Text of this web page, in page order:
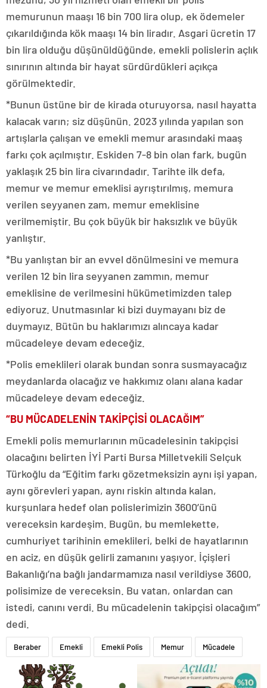
memurunun maaşı 16 bin 700 lira olup, ek ödemeler
çıkarıldığında kök maaşı 14 bin liradır. Asgari ücretin 17
bin lira olduğu düşünüldüğünde, emekli polislerin açlık
sınırının altında bir hayat sürdürdükleri açıkça
görülmektedir.
*Bunun üstüne bir de kirada oturuyorsa, nasıl hayatta
kalacak varın; siz düşünün. 2023 yılında yapılan son
artışlarla çalışan ve emekli memur arasındaki maaş
farkı çok açılmıştır. Eskiden 7-8 bin olan fark, bugün
yaklaşık 25 bin lira civarındadır. Tarihte ilk defa,
memur ve memur emeklisi ayrıştırılmış, memura
verilen seyyanen zam, memur emeklisine
verilmemiştir. Bu çok büyük bir haksızlık ve büyük
yanlıştır.
*Bu yanlıştan bir an evvel dönülmesini ve memura
verilen 12 bin lira seyyanen zammın, memur
emeklisine de verilmesini hükümetimizden talep
ediyoruz. Unutmasınlar ki bizi duymayanı biz de
duymayız. Bütün bu haklarımızı alıncaya kadar
mücadeleye devam edeceğiz.
*Polis emeklileri olarak bundan sonra susmayacağız
meydanlarda olacağız ve hakkımız olanı alana kadar
mücadeleye devam edeceğiz.
“BU MÜCADELENİN TAKİPÇİSİ OLACAĞIM”
Emekli polis memurlarının mücadelesinin takipçisi
olacağını belirten İYİ Parti Bursa Milletvekili Selçuk
Türkoğlu da “Eğitim farkı gözetmeksizin aynı işi yapan,
aynı görevleri yapan, aynı riskin altında kalan,
kurşunlara hedef olan polislerimizin 3600’ünü
vereceksin kardeşim. Bugün, bu memlekette,
cumhuriyet tarihinin emeklileri, belki de hayatlarının
en aciz, en düşük gelirli zamanını yaşıyor. İçişleri
Bakanlığı’na bağlı jandarmamıza nasıl verildiyse 3600,
polisimize de vereceksin. Bu vatan, onlardan can
istedi, canını verdi. Bu mücadelenin takipçisi olacağım”
dedi.
Beraber Emekli Emekli Polis Memur Mücadele